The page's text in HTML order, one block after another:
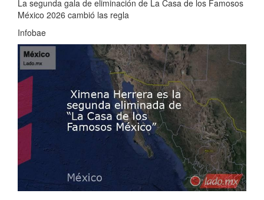
La segunda gala de eliminación de La Casa de los Famosos
México 2026 cambió las regla
Infobae